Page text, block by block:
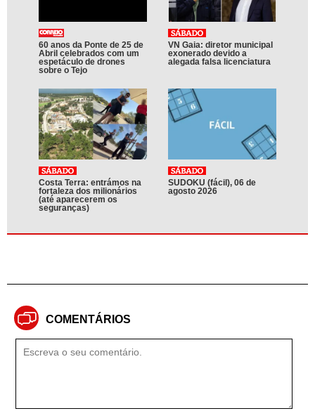
60 anos da Ponte de 25 de
Abril celebrados com um
espetáculo de drones
sobre o Tejo
VN Gaia: diretor municipal
exonerado devido a
alegada falsa licenciatura
Costa Terra: entrámos na
fortaleza dos milionários
(até aparecerem os
seguranças)
SUDOKU (fácil), 06 de
agosto 2026
COMENTÁRIOS